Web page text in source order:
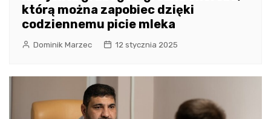
którą można zapobiec dzięki
codziennemu picie mleka
Dominik Marzec 12 stycznia 2025